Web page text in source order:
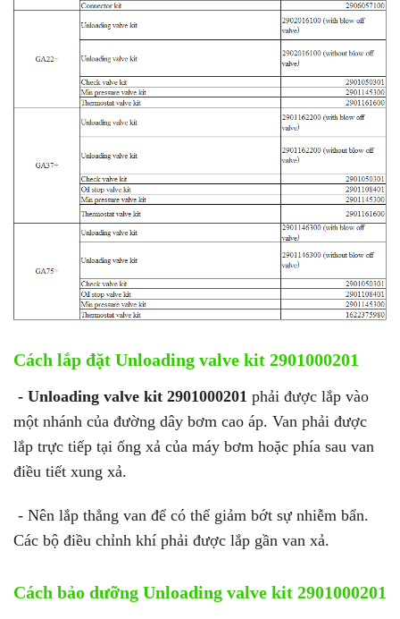
Cách lắp đặt Unloading valve kit 2901000201
- Unloading valve kit 2901000201 phải được lắp vào
một nhánh của đường dây bơm cao áp. Van phải được
lắp trực tiếp tại ống xả của máy bơm hoặc phía sau van
điều tiết xung xả.
- Nên lắp thẳng van để có thể giảm bớt sự nhiễm bẩn.
Các bộ điều chỉnh khí phải được lắp gần van xả.
Cách bảo dưỡng Unloading valve kit 2901000201